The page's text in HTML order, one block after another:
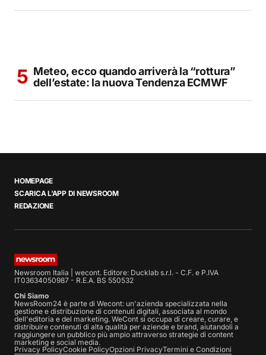
Meteo, ecco quando arriverà la “rottura”
dell’estate: la nuova Tendenza ECMWF
HOMEPAGE
SCARICA L’APP DI NEWSROOM
REDAZIONE
Newsroom Italia | wecont. Editore: Ducklab s.r.l. - C.F. e P.IVA
IT03634050987 - R.E.A. BS 550532
Chi Siamo
NewsRoom24 è parte di Wecont: un'azienda specializzata nella
gestione e distribuzione di contenuti digitali, associata al mondo
dell'editoria e del marketing. WeCont si occupa di creare, curare, e
distribuire contenuti di alta qualità per aziende e brand, aiutandoli a
raggiungere un pubblico più ampio attraverso strategie di content
marketing e social media.
Privacy PolicyCookie PolicyOpzioni PrivacyTermini e Condizioni